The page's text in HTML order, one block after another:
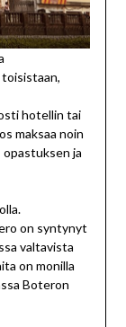
hotellin tai
maksaa noin
ja
on syntynyt
valtavista
on monilla
Boteron